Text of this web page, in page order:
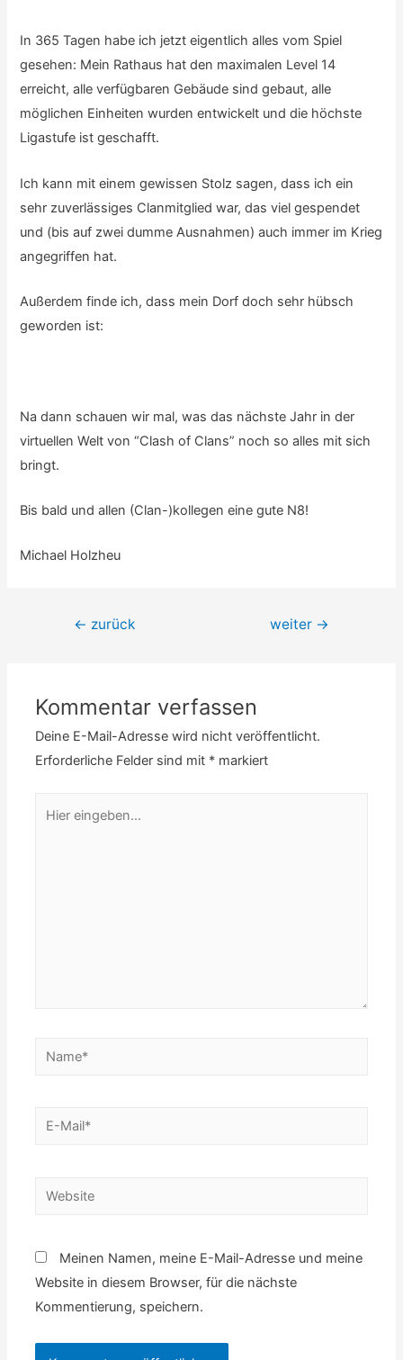
In 365 Tagen habe ich jetzt eigentlich alles vom Spiel
gesehen: Mein Rathaus hat den maximalen Level 14
erreicht, alle verfügbaren Gebäude sind gebaut, alle
möglichen Einheiten wurden entwickelt und die höchste
Ligastufe ist geschafft.
Ich kann mit einem gewissen Stolz sagen, dass ich ein
sehr zuverlässiges Clanmitglied war, das viel gespendet
und (bis auf zwei dumme Ausnahmen) auch immer im Krieg
angegriffen hat.
Außerdem finde ich, dass mein Dorf doch sehr hübsch
geworden ist:
Na dann schauen wir mal, was das nächste Jahr in der
virtuellen Welt von “Clash of Clans” noch so alles mit sich
bringt.
Bis bald und allen (Clan-)kollegen eine gute N8!
Michael Holzheu
Beitrags-
← zurück weiter →
Kommentar verfassen
Deine E-Mail-Adresse wird nicht veröffentlicht.
Erforderliche Felder sind mit * markiert
eingeben…
Name*
E-
Website
Meinen Namen, meine E-Mail-Adresse und meine
Website in diesem Browser, für die nächste
Kommentierung, speichern.